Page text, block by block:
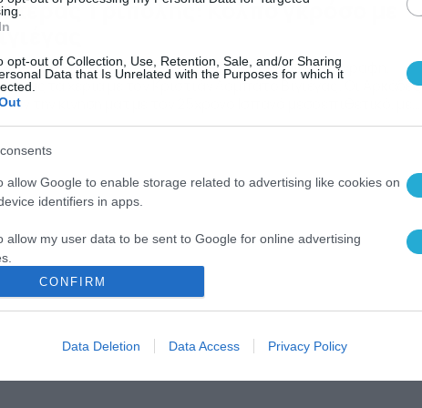
opt-out of Collection, Use, Retention, Sale, and/or Sharing
Data that Is Unrelated with the Purposes for which it
allow Google to enable storage related to advertising like cookies on
identifiers in apps.
allow my user data to be sent to Google for online advertising
allow Google to send me personalized advertising.
allow Google to enable storage related to analytics like cookies on
CONFIRM
Data Deletion Data Access Privacy Policy
Τρίπολης: Κόλπο γκρόσο με
Τρίπολης ολοκλήρωσε μια σπουδαία μεταγραφή,
τα χέρια με τον Κριστιάν Λομπάτο Βιγιέγας. Οι Αρκάδες
την κίνηση ματ με τον 25χρονο Ισπανό μεσοεπιθετικό, με
οποίον ήρθαν σε συμφωνία. Μέχρι πρότινος ο Βιγιέγας
στην Τρίπολη, για λογαριασμό του Αστέρα. Η σχετική
[…]